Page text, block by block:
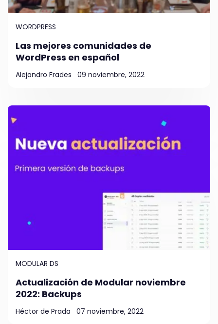
WORDPRESS
Las mejores comunidades de
WordPress en español
Alejandro Frades 09 noviembre, 2022
MODULAR DS
Actualización de Modular noviembre
2022: Backups
Héctor de Prada 07 noviembre, 2022